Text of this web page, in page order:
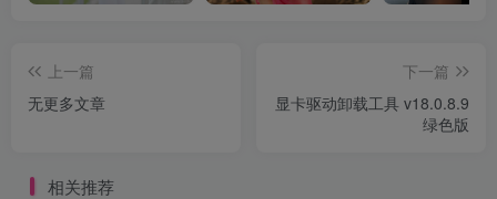
上一篇
无更多文章
下一篇
显卡驱动卸载工具 v18.0.8.9
绿色版
相关推荐